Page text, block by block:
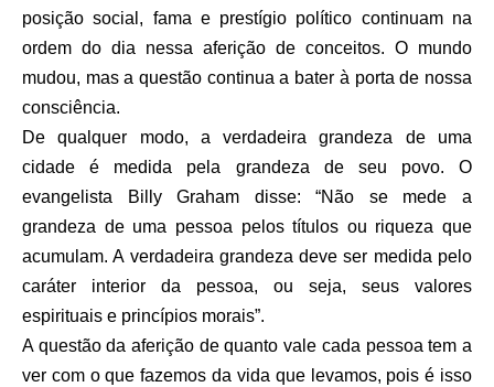
posição social, fama e prestígio político continuam na
ordem do dia nessa aferição de conceitos. O mundo
mudou, mas a questão continua a bater à porta de nossa
consciência.
De qualquer modo, a verdadeira grandeza de uma
cidade é medida pela grandeza de seu povo. O
evangelista Billy Graham disse: “Não se mede a
grandeza de uma pessoa pelos títulos ou riqueza que
acumulam. A verdadeira grandeza deve ser medida pelo
caráter interior da pessoa, ou seja, seus valores
espirituais e princípios morais”.
A questão da aferição de quanto vale cada pessoa tem a
ver com o que fazemos da vida que levamos, pois é isso